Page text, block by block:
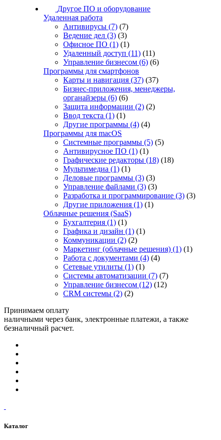
Другое ПО и оборудование
Удаленная работа
Антивирусы (7) (7)
Ведение дел (3) (3)
Офисное ПО (1) (1)
Удаленный доступ (11) (11)
Управление бизнесом (6) (6)
Программы для смартфонов
Карты и навигация (37) (37)
Бизнес-приложения, менеджеры,
органайзеры (6) (6)
Защита информации (2) (2)
Ввод текста (1) (1)
Другие программы (4) (4)
Программы для macOS
Системные программы (5) (5)
Антивирусное ПО (1) (1)
Графические редакторы (18) (18)
Мультимедиа (1) (1)
Деловые программы (3) (3)
Управление файлами (3) (3)
Разработка и программирование (3) (3)
Другие приложения (1) (1)
Облачные решения (SaaS)
Бухгалтерия (1) (1)
Графика и дизайн (1) (1)
Коммуникации (2) (2)
Маркетинг (облачные решения) (1) (1)
Работа с документами (4) (4)
Сетевые утилиты (1) (1)
Системы автоматизации (7) (7)
Управление бизнесом (12) (12)
CRM системы (2) (2)
Принимаем оплату
наличными через банк, электронные платежи, а также
безналичный расчет.
Каталог